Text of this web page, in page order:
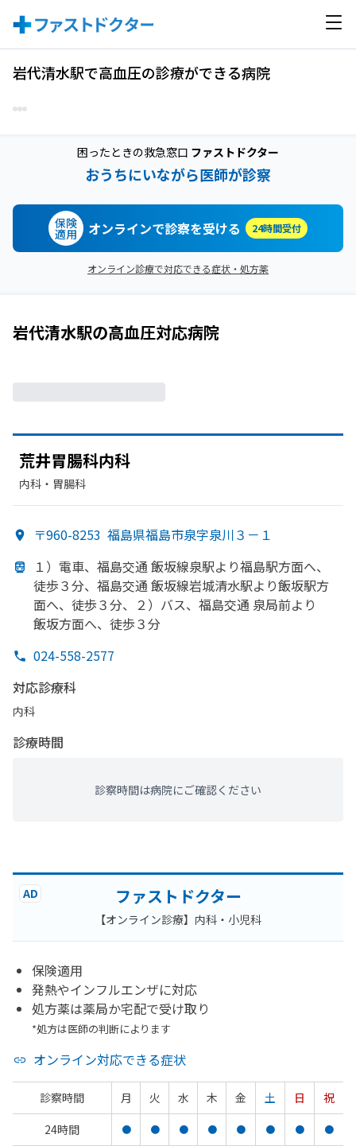
岩代清水駅で高血圧の診療ができる病院
困ったときの救急窓口 ファストドクター
おうちにいながら医師が診察
保険
適用 オンラインで診察を受ける 24時間受付
オンライン診療で対応できる症状・処方薬
岩代清水駅の高血圧対応病院
荒井胃腸科内科
内科・​胃腸科
〒960-8253 福島県福島市泉字泉川３－１
１） 電車、 福島交通 飯坂線泉駅より福島駅方面へ、
徒歩３分、 福島交通 飯坂線岩城清水駅より飯坂駅方
面へ、 徒歩３分、 ２） バス、 福島交通 泉局前より
飯坂方面へ、 徒歩３分
024-558-2577
対応診療科
内科
診療時間
診察時間は病院にご確認ください
AD ファストドクター
【オンライン診療】内科・小児科
保険適用
発熱やインフルエンザに対応
処方薬は薬局か宅配で受け取り
*処方は医師の判断によります
オンライン対応できる症状
診察時間 月 火 水 木 金 土 日
祝
24時間
● ● ● ● ● ● ● ●